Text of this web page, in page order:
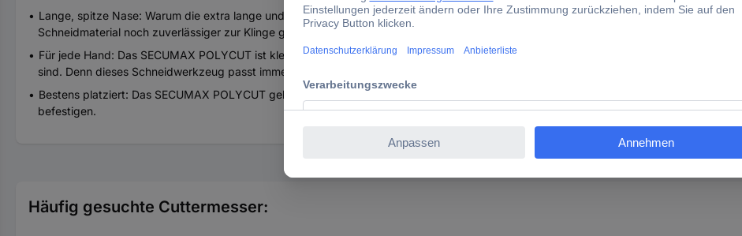
Lange, spitze Nase: Warum die extra lange und spitze Nase beim SECUMAX POLYCUT? Weil Sie es damit besonders gut in
Schneidmaterial noch zuverlässiger zur Klinge geführt.
Für jede Hand: Das SECUMAX POLYCUT ist klein, leicht und handlich. So handlich, dass Sie damit gern auch länger arbeiten. Dabei
sind. Denn dieses Schneidwerkzeug passt immer.
Bestens platziert: Das SECUMAX POLYCUT geht Ihnen nicht so schnell verloren. Da das Sicherheitsmesser mit einer Öse ausgestattet
befestigen.
Häufig gesuchte Cuttermesser: